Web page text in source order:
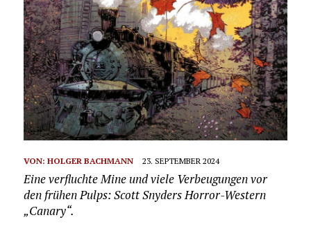
VON: HOLGER BACHMANN 23. SEPTEMBER 2024
Eine verfluchte Mine und viele Verbeugungen vor
den frühen Pulps: Scott Snyders Horror-Western
„Canary“.